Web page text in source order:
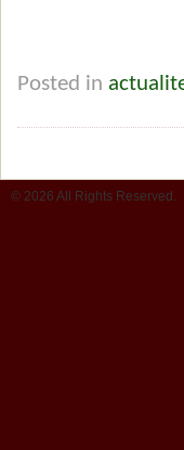
Posted in
© 2026 All Rights Reserved.